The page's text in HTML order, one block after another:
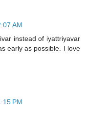
AM
instead of iyattriyavar
early as possible. I love
PM